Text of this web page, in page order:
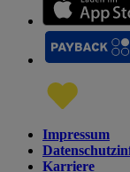
Impressum
Karriere